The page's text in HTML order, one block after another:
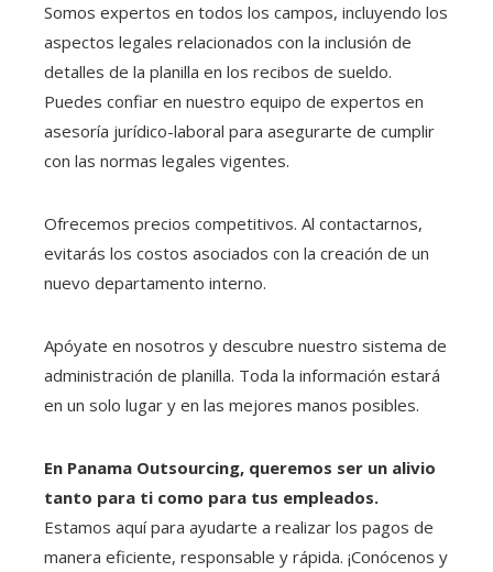
Somos expertos en todos los campos, incluyendo los
aspectos legales relacionados con la inclusión de
detalles de la planilla en los recibos de sueldo.
Puedes confiar en nuestro equipo de expertos en
asesoría jurídico-laboral para asegurarte de cumplir
con las normas legales vigentes.
Ofrecemos precios competitivos. Al contactarnos,
evitarás los costos asociados con la creación de un
nuevo departamento interno.
Apóyate en nosotros y descubre nuestro sistema de
administración de planilla. Toda la información estará
en un solo lugar y en las mejores manos posibles.
En Panama Outsourcing, queremos ser un alivio
tanto para ti como para tus empleados.
Estamos aquí para ayudarte a realizar los pagos de
manera eficiente, responsable y rápida. ¡Conócenos y